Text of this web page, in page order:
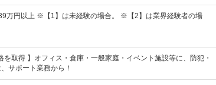
万円以上 ※【1】は未経験の場合。 ※【2】は業界経験者の場
を取得 】オフィス・倉庫・一般家庭・イベント施設等に、防犯・
サポート業務から！